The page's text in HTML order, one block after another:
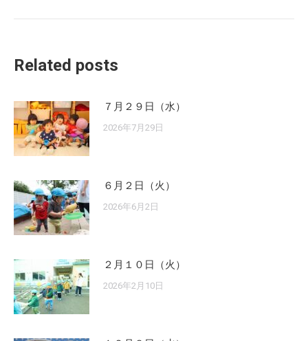
Related posts
７月２９日（水）
2026年7月29日
６月２日（火）
2026年6月2日
２月１０日（火）
2026年2月10日